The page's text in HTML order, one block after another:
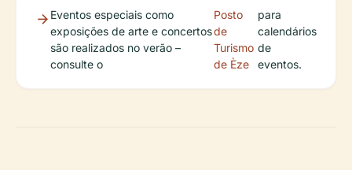
Eventos especiais como
exposições de arte e concertos
são realizados no verão –
consulte o
Posto
de
Turismo
de Èze
para
calendários
de
eventos.